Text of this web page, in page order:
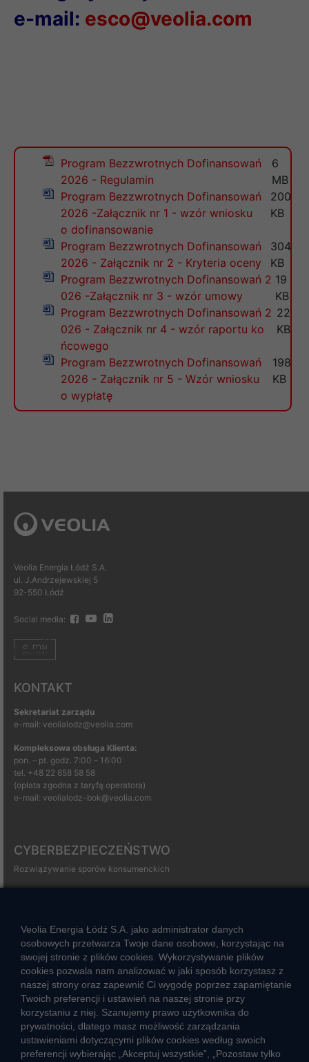
e-mail: esco@veolia.com
Program Bezzwrotnych Dofinansowań
2026 - Regulamin
6
MB
Program Bezzwrotnych Dofinansowań
2026 -Załącznik nr 1 - wzór wniosku
o dofinansowanie
200
KB
Program Bezzwrotnych Dofinansowań
2026 - Załącznik nr 2 - Kryteria oceny
304
KB
Program Bezzwrotnych Dofinansowań 2
026 -Załącznik nr 3 - wzór umowy
19
KB
Program Bezzwrotnych Dofinansowań 2
026 - Załącznik nr 4 - wzór raportu ko
ńcowego
22
KB
Program Bezzwrotnych Dofinansowań
2026 - Załącznik nr 5 - Wzór wniosku
o wypłatę
198
KB
Veolia Energia Łódź S.A.
ul. J.Andrzejewskiej 5
92-550 Łódź
Social media:
KONTAKT
Sekretariat zarządu
e-mail: veolialodz@veolia.com
Kompleksowa obsługa Klienta:
pon. – pt. godz. 7:00 – 16:00
tel. +48 22 658 58 58
(opłata zgodna z taryfą operatora)
e-mail: veolialodz-bok@veolia.com
CYBERBEZPIECZEŃSTWO
Rozwiązywanie sporów konsumenckich
CIEPŁO SYSTEMOWE
Zalety ciepła systemowego
Ciepło przez cały rok
Usługi okołociepłownicze
Informacje ciepła systemowego
Veolia Energia Łódź S.A. jako administrator danych
osobowych przetwarza Twoje dane osobowe, korzystając na
swojej stronie z plików cookies. Wykorzystywanie plików
cookies pozwala nam analizować w jaki sposób korzystasz z
naszej strony oraz zapewnić Ci wygodę poprzez zapamiętanie
Twoich preferencji i ustawień na naszej stronie przy
korzystaniu z niej. Szanujemy prawo użytkownika do
prywatności, dlatego masz możliwość zarządzania
ustawieniami dotyczącymi plików cookies według swoich
preferencji wybierając „Akceptuj wszystkie”, „Pozostaw tylko